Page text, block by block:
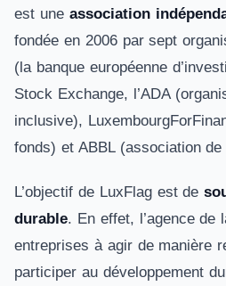
est une association
fondée en 2006 par sept
(la banque européenne
Stock Exchange, l’ADA
inclusive),
fonds) et ABBL (association de
L’objectif de LuxFlag est de
durable. En effet, l’agence de
entreprises à agir de manière
participer au développement